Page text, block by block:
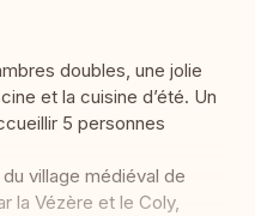
doubles, une jolie
et la cuisine d’été. Un
5 personnes
village médiéval de
la Vézère et le Coly,